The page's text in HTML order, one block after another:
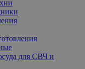
для СВЧ и